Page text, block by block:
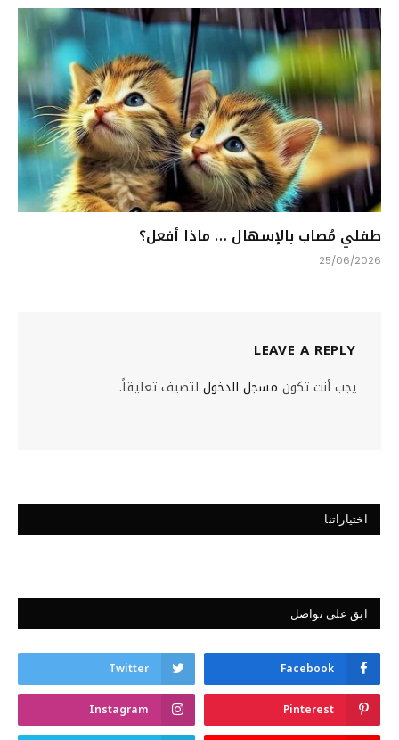
طفلي مُصاب بالإسهال … ماذا أفعل؟
25/06/2026
LEAVE A REPLY
يجب أنت تكون مسجل الدخول لتضيف تعليقاً.
اختياراتنا
ابق على تواصل
Facebook
Twitter
Pinterest
Instagram